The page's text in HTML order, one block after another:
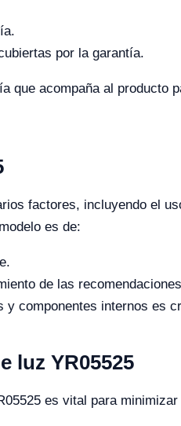
por la garantía.
que acompaña al producto
factores, incluyendo el
es de:
de las
y componentes internos es
luz YR05525
es vital para